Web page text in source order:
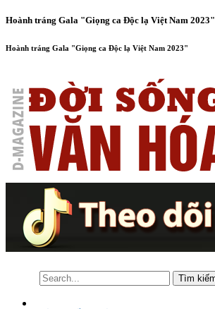
Hoành tráng Gala "Giọng ca Độc lạ Việt Nam 2023"
Hoành tráng Gala "Giọng ca Độc lạ Việt Nam 2023"